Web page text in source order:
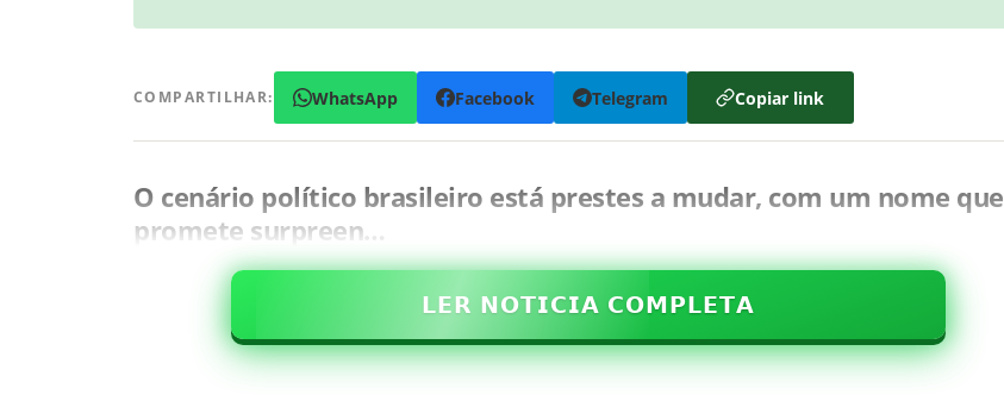
COMPARTILHAR: WhatsApp Facebook Telegram Copiar link
O cenário político brasileiro está prestes a mudar, com um nome que
promete surpreen…
𝗟𝗘𝗥 𝗡𝗢𝗧𝗜𝗖𝗜𝗔 𝗖𝗢𝗠𝗣𝗟𝗘𝗧𝗔